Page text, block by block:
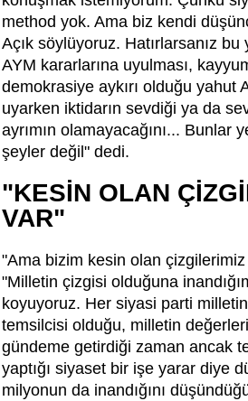
method yok. Ama biz kendi
Açık söylüyoruz. Hatırlarsanız
AYM kararlarına uyulması,
demokrasiye aykırı olduğu yahut
uyarken iktidarın sevdiği ya da
ayrımın olamayacağını... Bunlar
şeyler değil" dedi.
"KESİN OLAN
VAR"
"Ama bizim kesin olan
"Milletin çizgisi olduğuna
koyuyoruz. Her siyasi parti
temsilcisi olduğu, milletin
gündeme getirdiği zaman ancak
yaptığı siyaset bir işe yarar diye
milyonun da inandığını